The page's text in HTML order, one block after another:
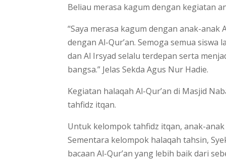
Beliau merasa kagum dengan kegiatan
“Saya merasa kagum dengan anak-
dengan Al-Qur’an. Semoga semua
dan Al Irsyad selalu terdepan serta
bangsa.” Jelas Sekda Agus Nur Hadie.
Kegiatan halaqah Al-Qur’an di Masjid
tahfidz itqan.
Untuk kelompok tahfidz itqan, anak-
Sementara kelompok halaqah tahsin,
bacaan Al-Qur’an yang lebih baik dari